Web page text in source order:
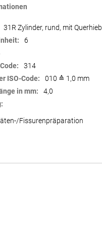
31R Zylinder, rund, mit Querhieb
6
314
010 ≙ 1,0 mm
4,0
Fissurenpräparation